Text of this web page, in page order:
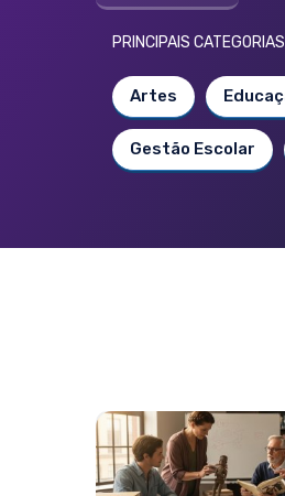
PRINCIPAIS CATEGORIAS
Artes
Gestão Escolar